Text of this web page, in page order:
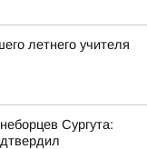
летнего учителя
Сургута: